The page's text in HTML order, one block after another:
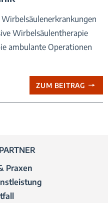
Wirbelsäulentherapie
ambulante Operationen
ZUM BEITRAG
Praxen